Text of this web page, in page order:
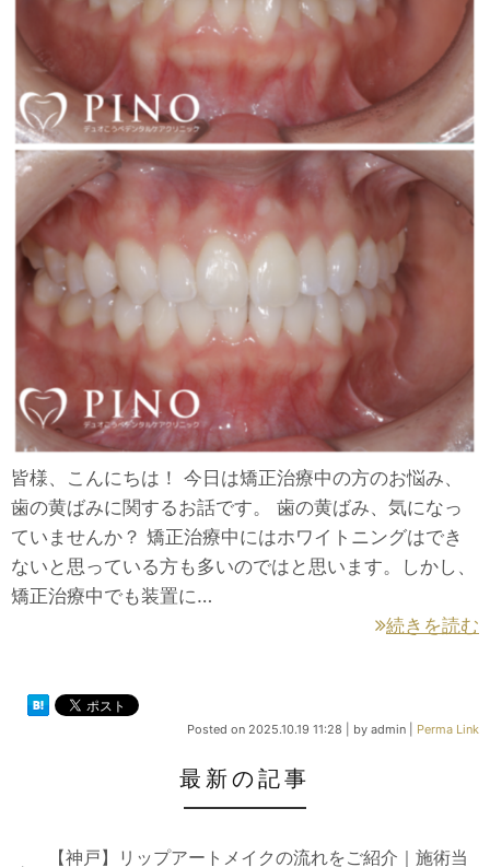
皆様、こんにちは！ 今日は矯正治療中の方のお悩み、
歯の黄ばみに関するお話です。 歯の黄ばみ、気になっ
ていませんか？ 矯正治療中にはホワイトニングはでき
ないと思っている方も多いのではと思います。しかし、
矯正治療中でも装置に…
続きを読む
Posted on 2025.10.19 11:28 by admin Perma Link
最新の記事
【神戸】リップアートメイクの流れをご紹介｜施術当